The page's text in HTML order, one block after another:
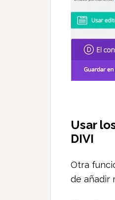
Usar
DIVI
Otra
de añadir